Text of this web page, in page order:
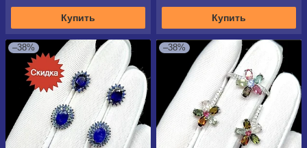
Купить Купить
–38% –38%